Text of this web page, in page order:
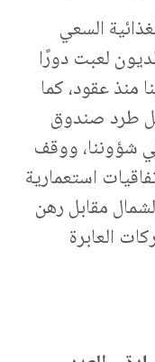
السعي
لعبت دورًا
منذ عقود، كما
طرد صندوق
شؤوننا، ووقف
استعمارية
مقابل رهن
العابرة